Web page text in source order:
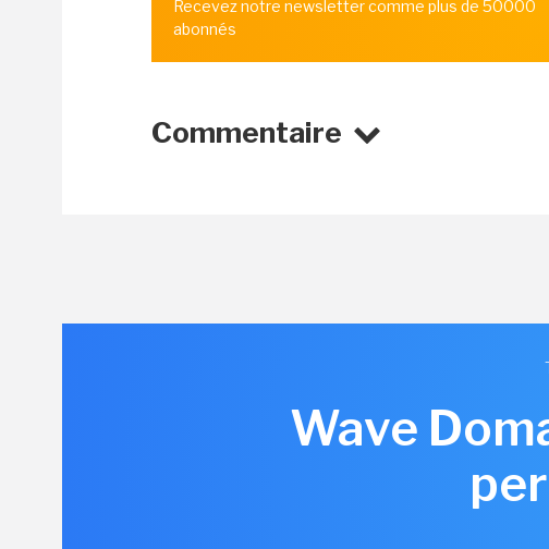
Recevez notre newsletter comme plus de 50000
abonnés
Commentaire
Wave